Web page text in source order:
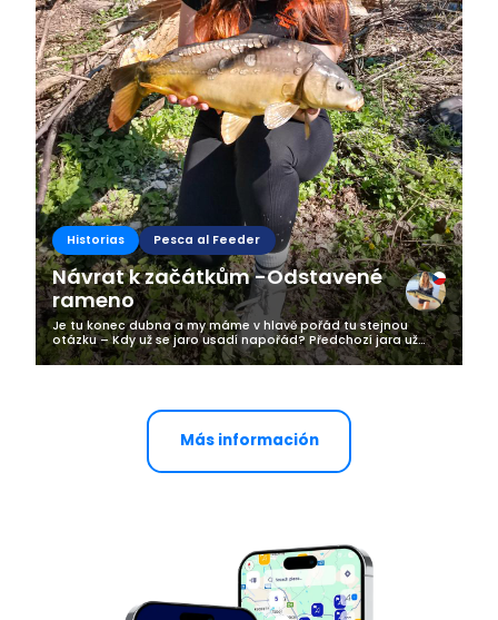
Historias Pesca al Feeder
Návrat k začátkům -Odstavené
rameno
Je tu konec dubna a my máme v hlavě pořád tu stejnou
otázku – Kdy už se jaro usadí napořád? Předchozí jara už
touto dobou bylo na celodenní posedávání venku a nyní se
ani bez bundy nevypravím...
Más información